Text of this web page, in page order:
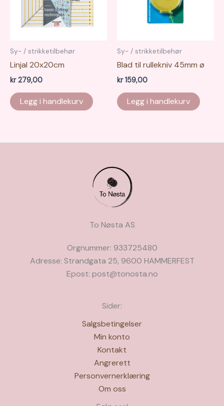
Sy- / strikketilbehør
Linjal 20x20cm
kr279,00
Legg i handlekurv
Sy- / strikketilbehør
Blad til rullekniv 45mm ø
kr159,00
Legg i handlekurv
To Nøsta AS
Orgnummer: 933725480
Adresse: Strandgata 25, 9600 HAMMERFEST
Epost: post@tonosta.no
Sider:
Salgsbetingelser
Min konto
Kontakt
Angrerett
Personvernerklæring
Om oss